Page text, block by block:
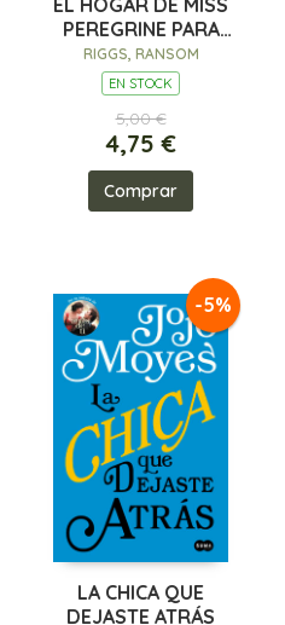
EL HOGAR DE MISS
PEREGRINE PARA
NIÑOS PECULIARES
RIGGS, RANSOM
EN STOCK
5,00 €
4,75 €
Comprar
-5%
LA CHICA QUE
DEJASTE ATRÁS